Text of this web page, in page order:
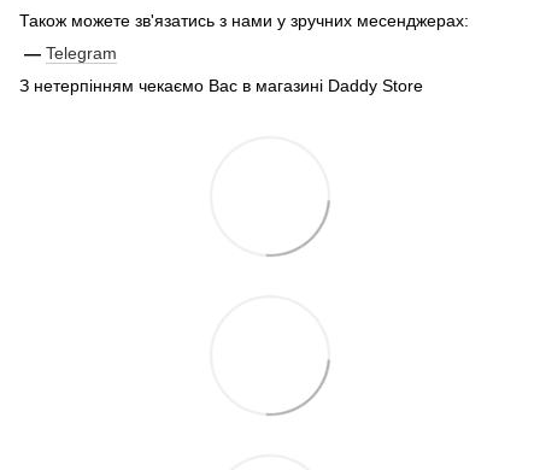
Також можете зв'язатись з нами у зручних месенджерах:
— Telegram
З нетерпінням чекаємо Вас в магазині Daddy Store